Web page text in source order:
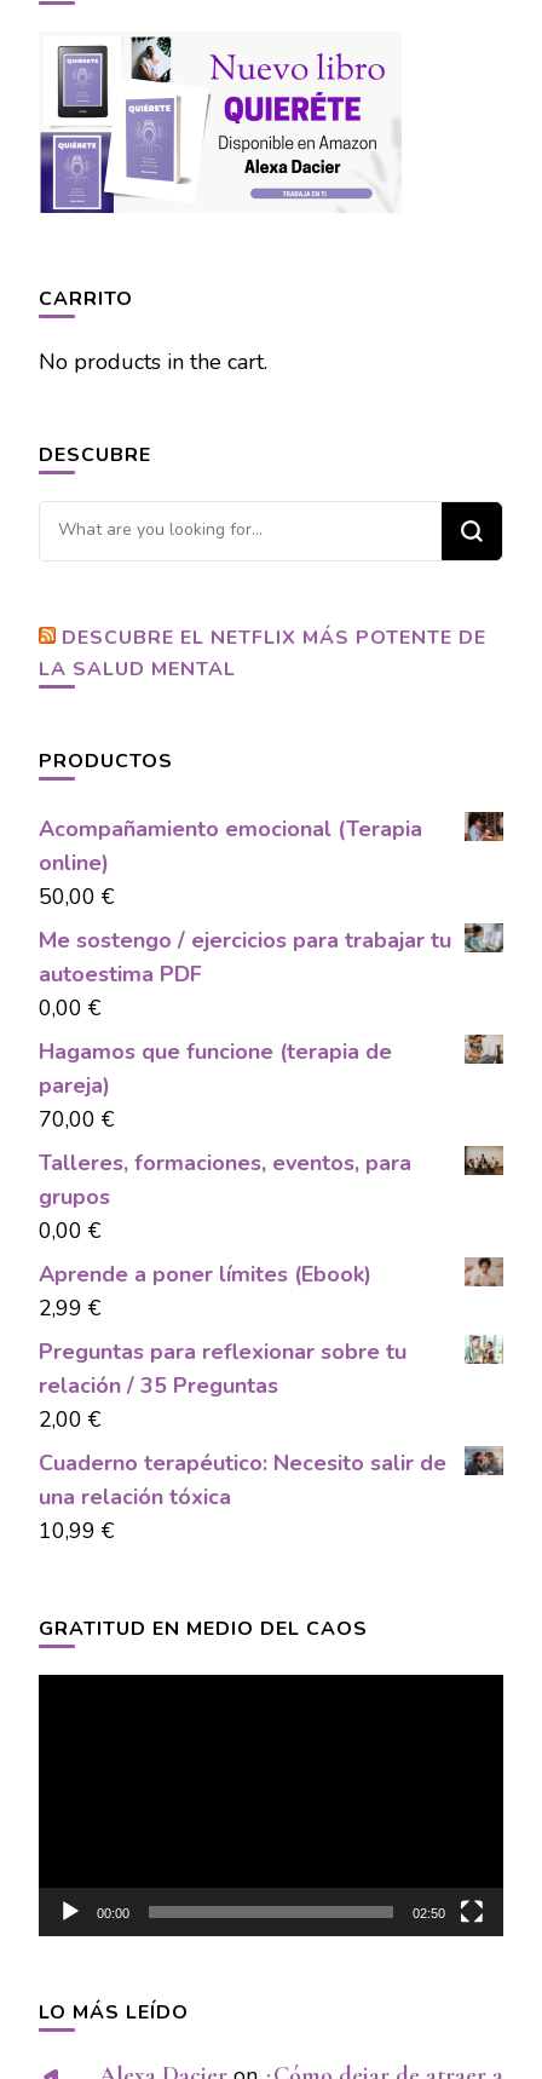
CARRITO
No products in the cart.
DESCUBRE
Looking
for
DESCUBRE EL NETFLIX MÁS POTENTE DE
LA SALUD MENTAL
PRODUCTOS
Acompañamiento emocional (Terapia
online)
50,00 €
Me sostengo / ejercicios para trabajar tu
autoestima PDF
0,00 €
Hagamos que funcione (terapia de
pareja)
70,00 €
Talleres, formaciones, eventos, para
grupos
0,00 €
Aprende a poner límites (Ebook)
2,99 €
Preguntas para reflexionar sobre tu
relación / 35 Preguntas
2,00 €
Cuaderno terapéutico: Necesito salir de
una relación tóxica
10,99 €
GRATITUD EN MEDIO DEL CAOS
00:00 02:50
LO MÁS LEÍDO